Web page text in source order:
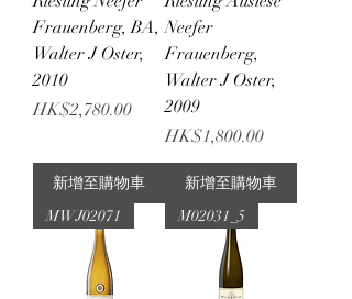
Frauenberg, BA,
Walter J Oster,
2010
價格
HK$2,780.00
新增至購物車
Neefer
Frauenberg,
Walter J Oster,
2009
價格
HK$1,800.00
新增至購物車
MWJ02071
M02031_5